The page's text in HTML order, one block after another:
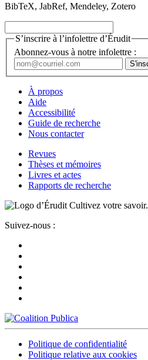
BibTeX, JabRef, Mendeley, Zotero
S’inscrire à l’infolettre d’Érudit
Abonnez-vous à notre infolettre :
À propos
Aide
Accessibilité
Guide de recherche
Nous contacter
Revues
Thèses et mémoires
Livres et actes
Rapports de recherche
Cultivez votre savoir.
Suivez-nous :
Politique de confidentialité
Politique relative aux cookies